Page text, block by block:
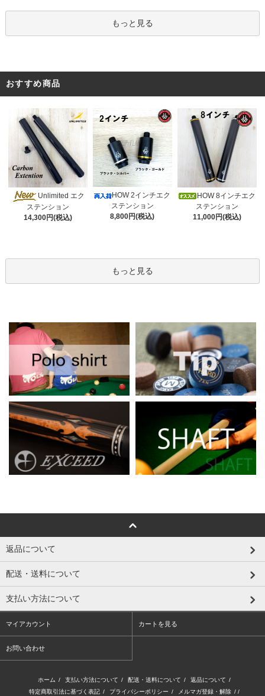
もっと見る
おすすめ商品
Unlimited エク
ステンション
14,300円(税込)
HOW 2インチエク
ステンション
8,800円(税込)
HOW 8インチエク
ステンション
11,000円(税込)
もっと見る
返品について
配送・送料について
支払い方法について
マイアカウント カートを見る
お問い合わせ
ホーム / 支払い方法について / 配送・送料について / 返品について /
特定商取引法に基づく表記 / プライバシーポリシー / メルマガ登録・解除 / /